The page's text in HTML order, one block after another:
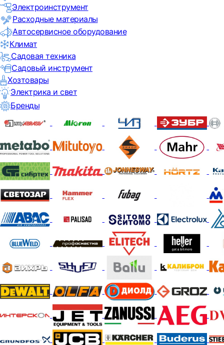
Электроинструмент
Расходные материалы
Автосервисное оборудование
Климат
Садовая техника
Садовый инструмент
Хозтовары
Электрика и свет
Бренды